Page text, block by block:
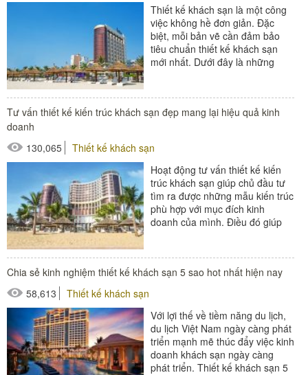
Thiết kế khách sạn là một công
việc không hề đơn giản. Đặc
biệt, mỗi bản vẽ cần đảm bảo
tiêu chuẩn thiết kế khách sạn
mới nhất. Dưới đây là những
#thiết bị phòng tắm
Tư vấn thiết kế kiến trúc khách sạn đẹp mang lại hiệu quả kinh
doanh
130,065
Thiết kế khách sạn
Hoạt động tư vấn thiết kế kiến
trúc khách sạn giúp chủ đầu tư
tìm ra được những mẫu kiến trúc
phù hợp với mục đích kinh
doanh của mình. Điều đó giúp
#thiết bị phòng tắm
Chia sẻ kinh nghiệm thiết kế khách sạn 5 sao hot nhất hiện nay
58,613
Thiết kế khách sạn
Với lợi thế về tiềm năng du lịch,
du lịch Việt Nam ngày càng phát
triển mạnh mẽ thúc đẩy việc kinh
doanh khách sạn ngày càng
phát triển. Thiết kế khách sạn 5